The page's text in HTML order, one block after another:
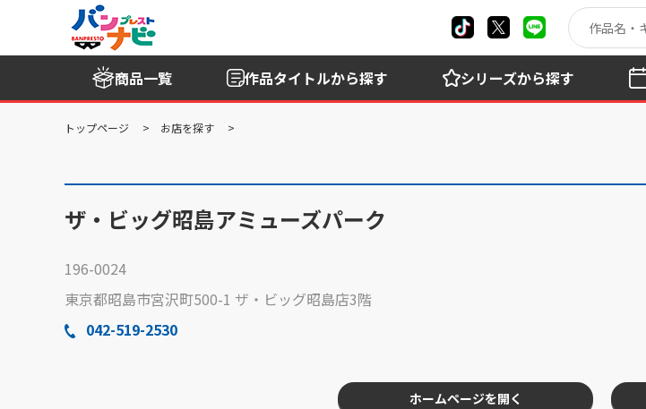
商品一覧 作品タイトルから探す シリーズから探す
トップページ お店を探す
ザ・ビッグ昭島アミューズパーク
196-0024
東京都昭島市宮沢町500-1 ザ・ビッグ昭島店3階
042-519-2530
ホームページを開く